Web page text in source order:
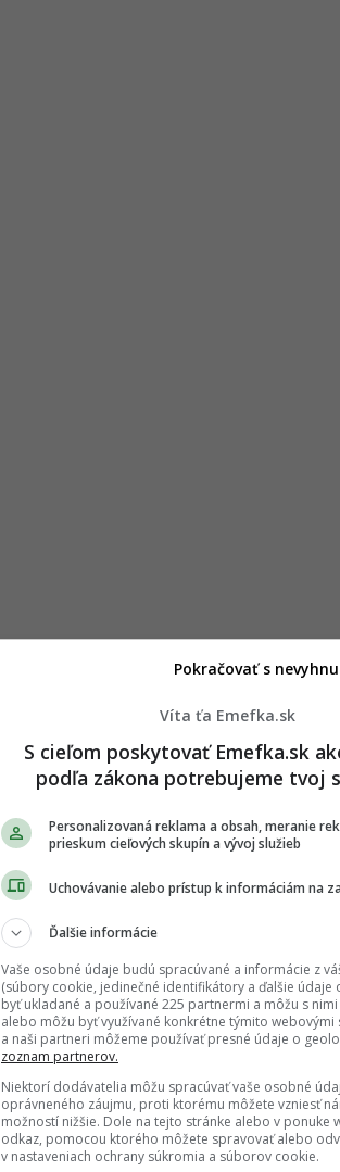
Víta ťa Emefka.sk
S cieľom poskytovať Emefka.sk
podľa zákona potrebujeme tvoj
Personalizovaná reklama a obsah, meranie
prieskum cieľových skupín a vývoj služieb
Uchovávanie alebo prístup k informáciám na
Ďalšie informácie
Vaše osobné údaje budú spracúvané a informácie z
(súbory cookie, jedinečné identifikátory a ďalšie údaje
byť ukladané a používané 225 partnermi a môžu s
alebo môžu byť využívané konkrétne týmito webovými
a naši partneri môžeme používať presné údaje o
zoznam partnerov.
Niektorí dodávatelia môžu spracúvať vaše osobné
oprávneného záujmu, proti ktorému môžete vzniesť
možností nižšie. Dole na tejto stránke alebo v ponuke
odkaz, pomocou ktorého môžete spravovať alebo
v nastaveniach ochrany súkromia a súborov cookie.
Pokračovať s